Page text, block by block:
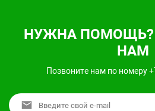
НУЖНА ПОМОЩЬ?
НАМ
Позвоните нам по номеру